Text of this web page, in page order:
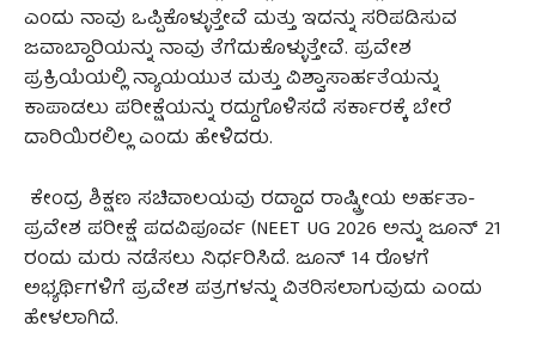
ಎಂದು ನಾವು ಒಪ್ಪಿಕೊಳ್ಳುತ್ತೇವೆ ಮತ್ತು ಇದನ್ನು ಸರಿಪಡಿಸುವ
ಜವಾಬ್ದಾರಿಯನ್ನು ನಾವು ತೆಗೆದುಕೊಳ್ಳುತ್ತೇವೆ. ಪ್ರವೇಶ
ಪ್ರಕ್ರಿಯೆಯಲ್ಲಿ ನ್ಯಾಯಯುತ ಮತ್ತು ವಿಶ್ವಾಸಾರ್ಹತೆಯನ್ನು
ಕಾಪಾಡಲು ಪರೀಕ್ಷೆಯನ್ನು ರದ್ದುಗೊಳಿಸದೆ ಸರ್ಕಾರಕ್ಕೆ ಬೇರೆ
ದಾರಿಯಿರಲಿಲ್ಲ ಎಂದು ಹೇಳಿದರು.
ಕೇಂದ್ರ ಶಿಕ್ಷಣ ಸಚಿವಾಲಯವು ರದ್ದಾದ ರಾಷ್ಟ್ರೀಯ ಅರ್ಹತಾ-
ಪ್ರವೇಶ ಪರೀಕ್ಷೆ ಪದವಿಪೂರ್ವ (NEET UG 2026 ಅನ್ನು ಜೂನ್ 21
ರಂದು ಮರು ನಡೆಸಲು ನಿರ್ಧರಿಸಿದೆ. ಜೂನ್ 14 ರೊಳಗೆ
ಅಭ್ಯರ್ಥಿಗಳಿಗೆ ಪ್ರವೇಶ ಪತ್ರಗಳನ್ನು ವಿತರಿಸಲಾಗುವುದು ಎಂದು
ಹೇಳಲಾಗಿದೆ.